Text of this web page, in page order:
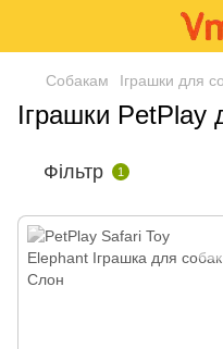
Собакам Іграшки для
Іграшки PetPlay
Фільтр 1